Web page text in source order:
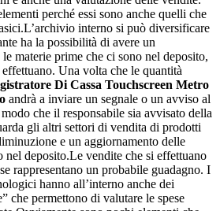
perché essi sono anche quelli che
interno si può diversificare
ha la possibilità di avere un
materie prime che ci sono nel deposito,
Una volta che le quantità
Di Cassa Touchscreen Metro
andrà a inviare un segnale o un avviso al
che il responsabile sia avvisato della
gli altri settori di vendita di prodotti
e un aggiornamento delle
nel deposito.Le vendite che si effettuano
rappresentano un probabile guadagno. I
hanno all’interno anche dei
che permettono di valutare le spese